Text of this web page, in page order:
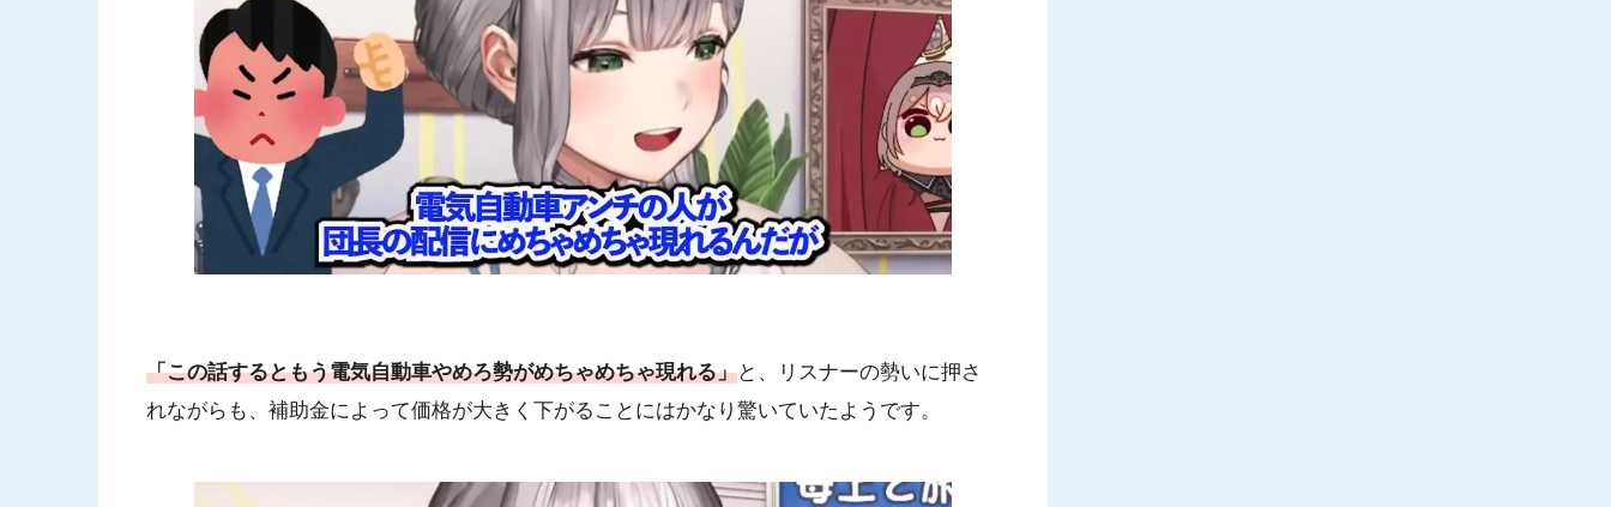
「この話するともう電気自動車やめろ勢がめちゃめちゃ現れる」と、リスナーの勢いに押さ
れながらも、補助金によって価格が大きく下がることにはかなり驚いていたようです。